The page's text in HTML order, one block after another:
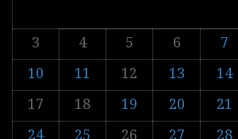
3
4 5 6 7
10
11 12 13 14
17
18 19 20 21